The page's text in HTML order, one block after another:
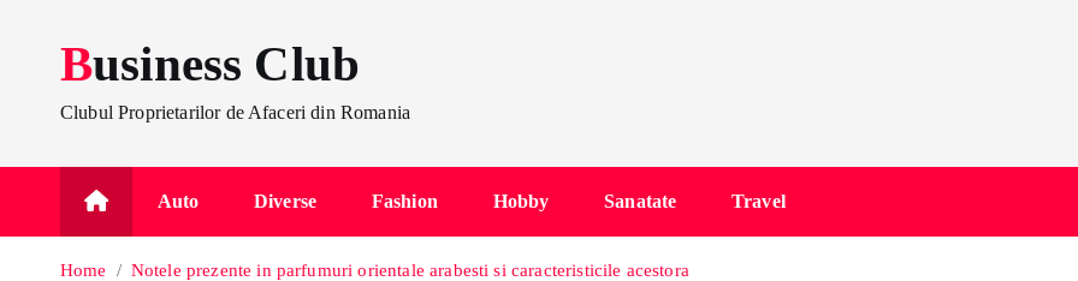
o
Business Club
Clubul Proprietarilor de Afaceri din Romania
Auto Diverse Fashion Hobby Sanatate Travel
Home Notele prezente in parfumuri orientale arabesti si caracteristicile acestora